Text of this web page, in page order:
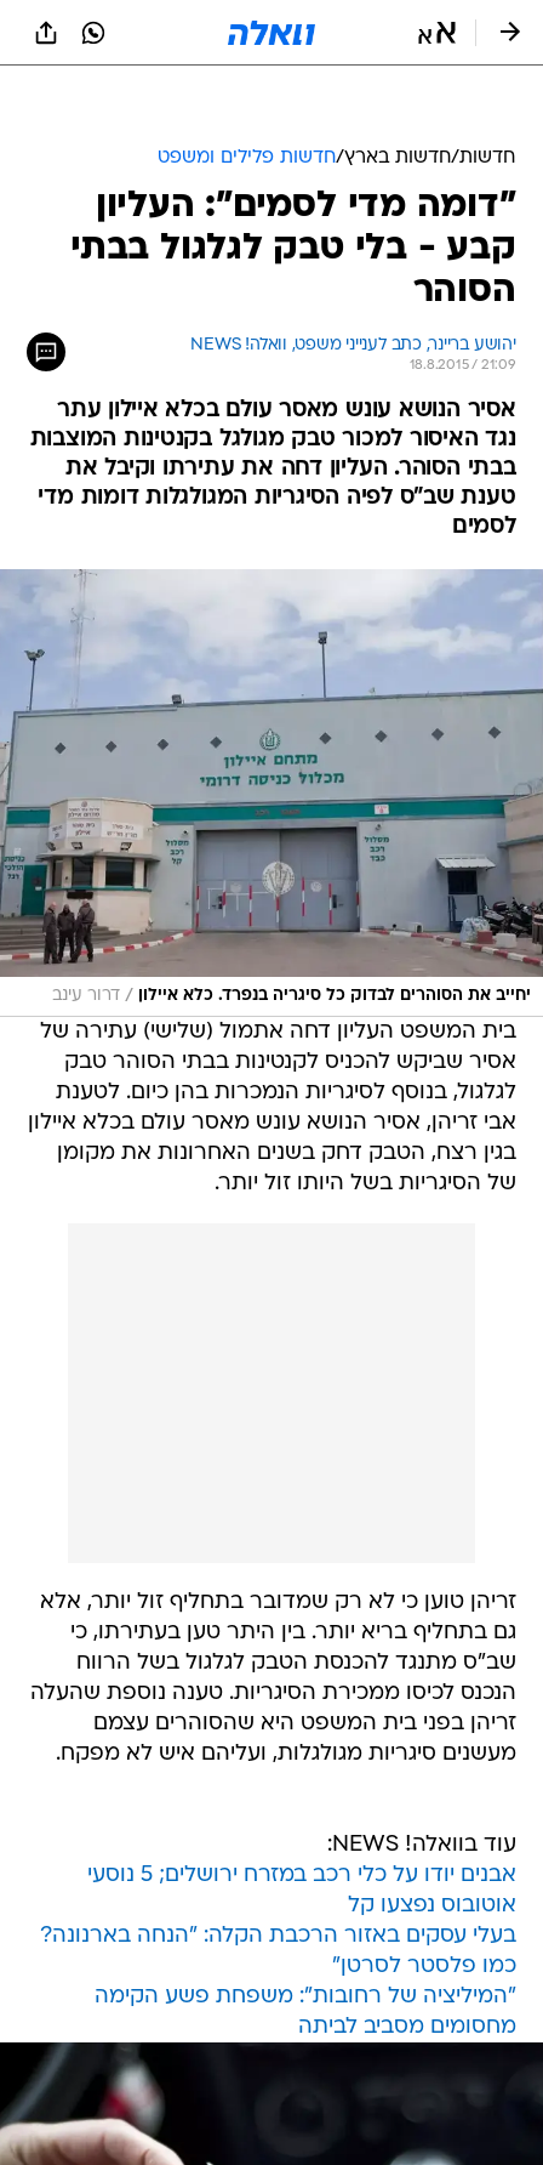
חדשות/חדשות בארץ/חדשות פלילים ומשפט
"דומה מדי לסמים": העליון
קבע - בלי טבק לגלגול בבתי
הסוהר
יהושע בריינר, כתב לענייני משפט, וואלה! NEWS
18.8.2015 / 21:09
אסיר הנושא עונש מאסר עולם בכלא איילון עתר
נגד האיסור למכור טבק מגולגל בקנטינות המוצבות
בבתי הסוהר. העליון דחה את עתירתו וקיבל את
טענת שב"ס לפיה הסיגריות המגולגלות דומות מדי
לסמים
יחייב את הסוהרים לבדוק כל סיגריה בנפרד. כלא איילון / דרור עינב
בית המשפט העליון דחה אתמול (שלישי) עתירה של
אסיר שביקש להכניס לקנטינות בבתי הסוהר טבק
לגלגול, בנוסף לסיגריות הנמכרות בהן כיום. לטענת
אבי זריהן, אסיר הנושא עונש מאסר עולם בכלא איילון
בגין רצח, הטבק דחק בשנים האחרונות את מקומן
של הסיגריות בשל היותו זול יותר.
זריהן טוען כי לא רק שמדובר בתחליף זול יותר, אלא
גם בתחליף בריא יותר. בין היתר טען בעתירתו, כי
שב"ס מתנגד להכנסת הטבק לגלגול בשל הרווח
הנכנס לכיסו ממכירת הסיגריות. טענה נוספת שהעלה
זריהן בפני בית המשפט היא שהסוהרים עצמם
מעשנים סיגריות מגולגלות, ועליהם איש לא מפקח.
עוד בוואלה! NEWS:
אבנים יודו על כלי רכב במזרח ירושלים; 5 נוסעי
אוטובוס נפצעו קל
בעלי עסקים באזור הרכבת הקלה: "הנחה בארנונה?
כמו פלסטר לסרטן"
"המיליציה של רחובות": משפחת פשע הקימה
מחסומים מסביב לביתה